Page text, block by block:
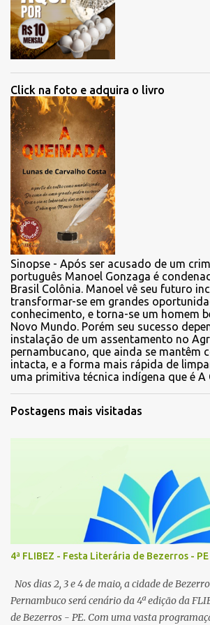
Click na foto e adquira o livro
Sinopse - Após ser acusado de um
português Manoel Gonzaga é
Brasil Colônia. Manoel vê seu futuro
transformar-se em grandes
conhecimento, e torna-se um homem
Novo Mundo. Porém seu sucesso
instalação de um assentamento no
pernambucano, que ainda se mantêm
intacta, e a forma mais rápida de
uma primitiva técnica indígena que é A
Postagens mais visitadas
4ª FLIBEZ - Festa Literária de Bezerros -
Nos dias 2, 3 e 4 de maio, a cidade de
Pernambuco será cenário da 4ª edição da
de Bezerros - PE. Com uma vasta